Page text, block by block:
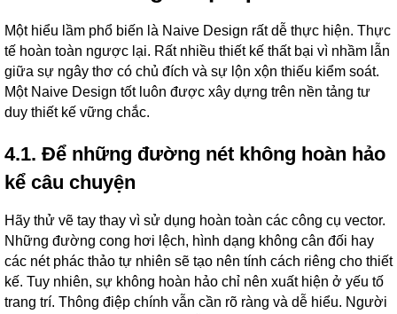
Một hiểu lầm phổ biến là Naive Design rất dễ thực hiện. Thực
tế hoàn toàn ngược lại. Rất nhiều thiết kế thất bại vì nhầm lẫn
giữa sự ngây thơ có chủ đích và sự lộn xộn thiếu kiểm soát.
Một Naive Design tốt luôn được xây dựng trên nền tảng tư
duy thiết kế vững chắc.
4.1. Để những đường nét không hoàn hảo
kể câu chuyện
Hãy thử vẽ tay thay vì sử dụng hoàn toàn các công cụ vector.
Những đường cong hơi lệch, hình dạng không cân đối hay
các nét phác thảo tự nhiên sẽ tạo nên tính cách riêng cho thiết
kế. Tuy nhiên, sự không hoàn hảo chỉ nên xuất hiện ở yếu tố
trang trí. Thông điệp chính vẫn cần rõ ràng và dễ hiểu. Người